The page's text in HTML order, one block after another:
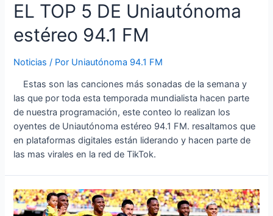
EL TOP 5 DE Uniautónoma
estéreo 94.1 FM
Noticias / Por Uniautónoma 94.1 FM
Estas son las canciones más sonadas de la semana y
las que por toda esta temporada mundialista hacen parte
de nuestra programación, este conteo lo realizan los
oyentes de Uniautónoma estéreo 94.1 FM. resaltamos que
en plataformas digitales están liderando y hacen parte de
las mas virales en la red de TikTok.